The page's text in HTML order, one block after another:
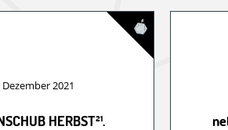
Dezember 2021
HERBST²¹.